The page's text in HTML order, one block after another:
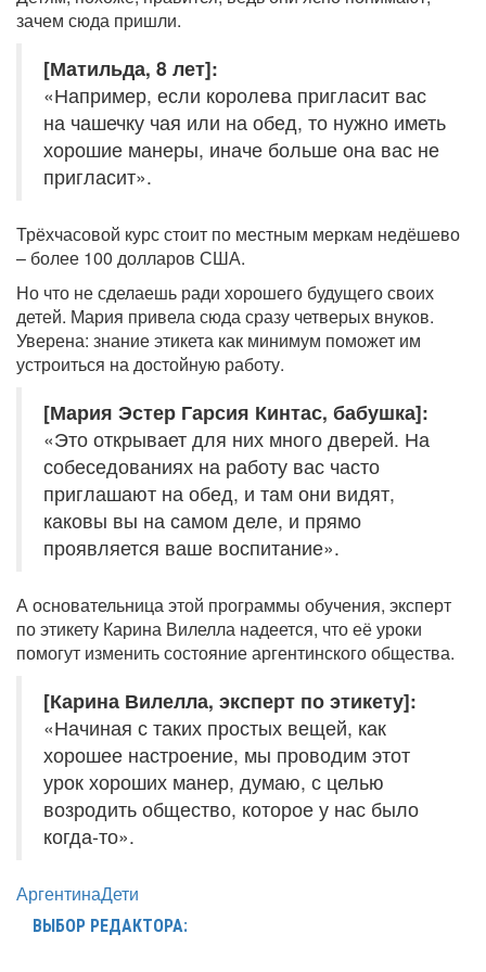
зачем сюда пришли.
[Матильда, 8 лет]:
«Например, если королева пригласит вас
на чашечку чая или на обед, то нужно иметь
хорошие манеры, иначе больше она вас не
пригласит».
Трёхчасовой курс стоит по местным меркам недёшево
– более 100 долларов США.
Но что не сделаешь ради хорошего будущего своих
детей. Мария привела сюда сразу четверых внуков.
Уверена: знание этикета как минимум поможет им
устроиться на достойную работу.
[Мария Эстер Гарсия Кинтас, бабушка]:
«Это открывает для них много дверей. На
собеседованиях на работу вас часто
приглашают на обед, и там они видят,
каковы вы на самом деле, и прямо
проявляется ваше воспитание».
А основательница этой программы обучения, эксперт
по этикету Карина Вилелла надеется, что её уроки
помогут изменить состояние аргентинского общества.
[Карина Вилелла, эксперт по этикету]:
«Начиная с таких простых вещей, как
хорошее настроение, мы проводим этот
урок хороших манер, думаю, с целью
возродить общество, которое у нас было
когда-то».
АргентинаДети
ВЫБОР РЕДАКТОРА: